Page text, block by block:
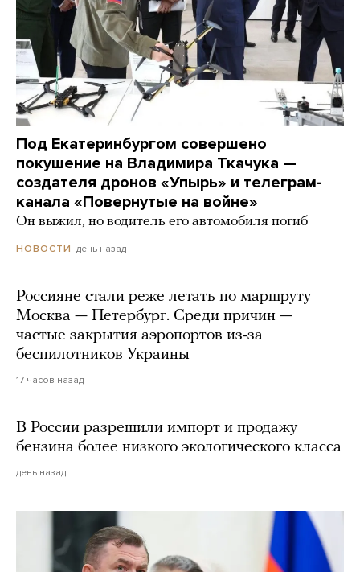
Под Екатеринбургом совершено
покушение на Владимира Ткачука —
создателя дронов «Упырь» и телеграм-
канала «Повернутые на войне»
Он выжил, но водитель его автомобиля погиб
НОВОСТИ день назад
Россияне стали реже летать по маршруту
Москва — Петербург. Среди причин —
частые закрытия аэропортов из-за
беспилотников Украины
17 часов назад
В России разрешили импорт и продажу
бензина более низкого экологического класса
день назад